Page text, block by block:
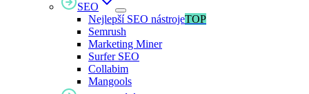
SEO
Nejlepší SEO nástrojeTOP
Semrush
Marketing Miner
Surfer SEO
Collabim
Mangools